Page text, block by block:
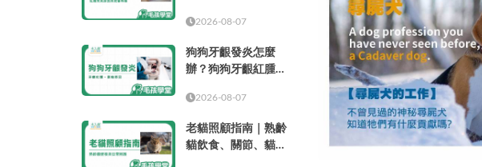
2026-08-07
狗狗牙齦發炎怎麼
辦？狗狗牙齦紅腫、
2026-08-07
老貓照顧指南｜熟齡
貓飲食、關節、貓砂